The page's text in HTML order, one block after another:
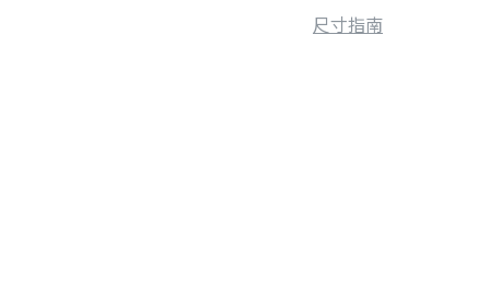
尺寸指南